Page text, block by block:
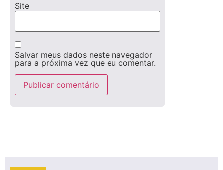
Site
Salvar meus dados neste navegador
para a próxima vez que eu comentar.